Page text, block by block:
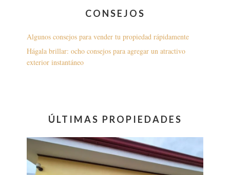
CONSEJOS
Algunos consejos para vender tu propiedad rápidamente
Hágala brillar: ocho consejos para agregar un atractivo
exterior instantáneo
ÚLTIMAS PROPIEDADES